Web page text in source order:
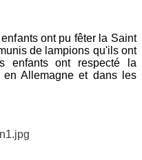
ont pu fêter la Saint
de lampions qu'ils ont
enfants ont respecté la
en Allemagne et dans les